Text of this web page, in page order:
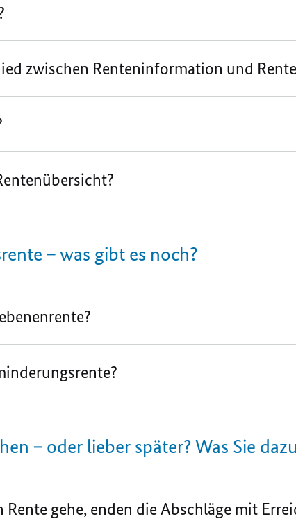
zwischen Renteninformation und
– was gibt es noch?
– oder lieber später? Was Sie
gehe, enden die Abschläge mit